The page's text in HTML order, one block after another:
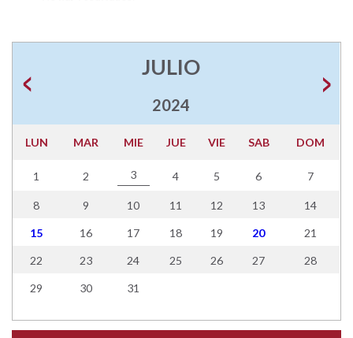
JULIO
2024
LUN MAR MIE JUE VIE SAB DOM
1 2 3 4 5 6 7
8 9 10 11 12 13 14
15 16 17 18 19 20 21
22 23 24 25 26 27 28
29 30 31